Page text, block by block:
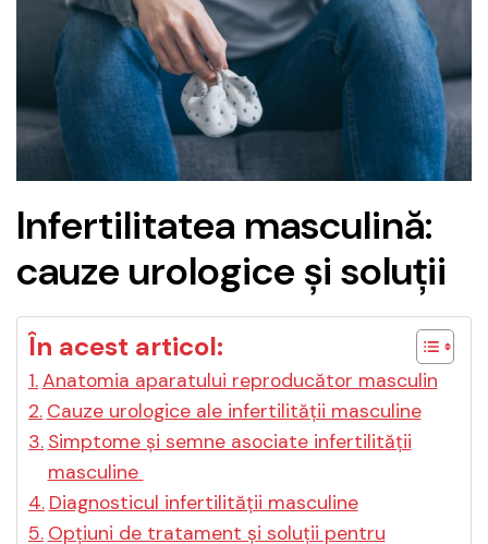
Infertilitatea masculină:
cauze urologice și soluții
În acest articol:
Anatomia aparatului reproducător masculin
Cauze urologice ale infertilității masculine
Simptome și semne asociate infertilității
masculine
Diagnosticul infertilității masculine
Opțiuni de tratament și soluții pentru